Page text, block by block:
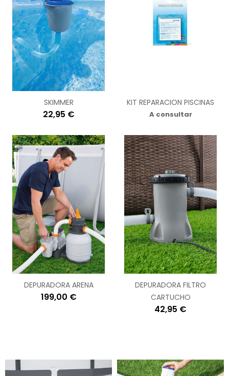
SKIMMER
22,95 €
KIT REPARACION PISCINAS
A consultar
DEPURADORA ARENA
199,00 €
DEPURADORA FILTRO
CARTUCHO
42,95 €